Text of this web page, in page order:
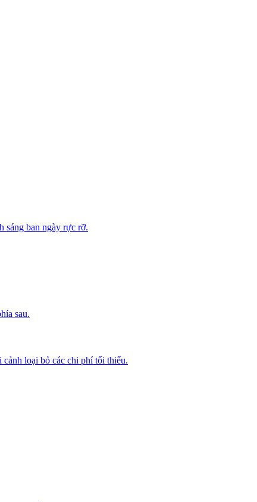
loại bỏ các chi phí tối thiểu.